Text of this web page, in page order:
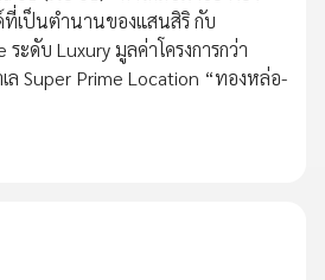
เป็นตำนานของแสนสิริ กับ
ะดับ Luxury มูลค่าโครงการกว่า
Super Prime Location “ทองหล่อ-